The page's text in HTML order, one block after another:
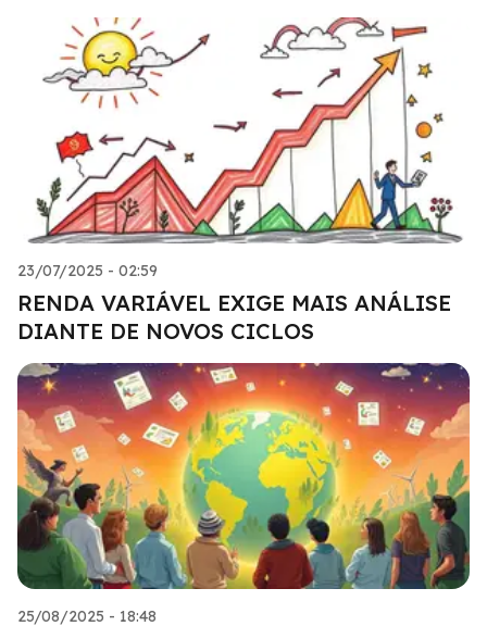
23/07/2025 - 02:59
RENDA VARIÁVEL EXIGE MAIS ANÁLISE
DIANTE DE NOVOS CICLOS
25/08/2025 - 18:48